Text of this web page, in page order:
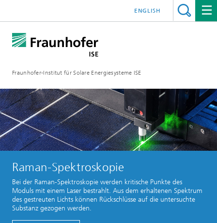
Fraunhofer-Institut für Solare Energiesysteme ISE
ENGLISH
Raman-Spektroskopie
Bei der Raman-Spektroskopie werden kritische Punkte des
Moduls mit einem Laser bestrahlt. Aus dem erhaltenen Spektrum
des gestreuten Lichts können Rückschlüsse auf die untersuchte
Substanz gezogen werden.